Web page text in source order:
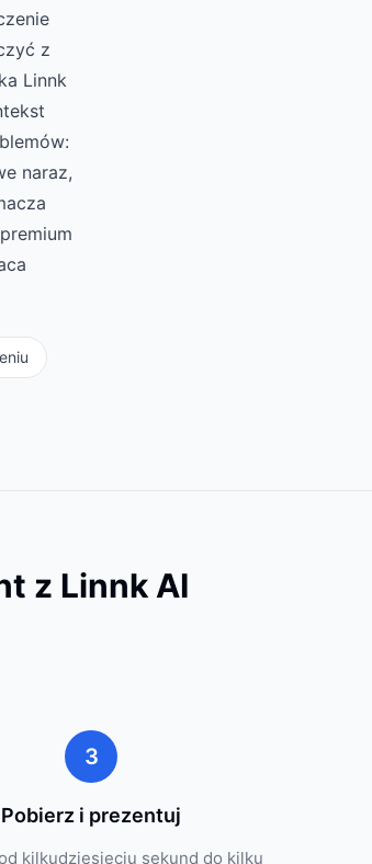
z
Linnk
naraz,
z Linnk AI
3
Pobierz i prezentuj
kilkudziesięciu sekund do kilku